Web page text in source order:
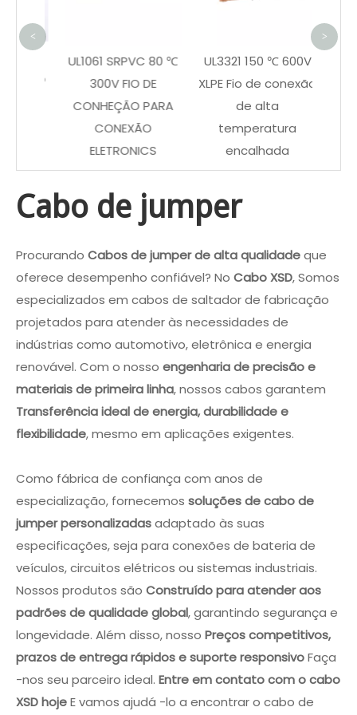
UL1061 SRPVC 80 ℃
300V FIO DE
CONHEÇÃO PARA
CONEXÃO
ELETRONICS
UL3321 150 ℃ 600V
XLPE Fio de conexão
de alta
temperatura
encalhada
< >
Cabo de jumper
Procurando Cabos de jumper de alta qualidadeque
oferece desempenho confiável? No Cabo XSD, Somos
especializados em cabos de saltador de fabricação
projetados para atender às necessidades de
indústrias como automotivo, eletrônica e energia
renovável. Com o nosso engenharia de precisão e
materiais de primeira linha, nossos cabos garantem
Transferência ideal de energia, durabilidade e
flexibilidade, mesmo em aplicações exigentes.
Como fábrica de confiança com anos de
especialização, fornecemos soluções de cabo de
jumper personalizadasadaptado às suas
especificações, seja para conexões de bateria de
veículos, circuitos elétricos ou sistemas industriais.
Nossos produtos são Construído para atender aos
padrões de qualidade global, garantindo segurança e
longevidade. Além disso, nosso Preços competitivos,
prazos de entrega rápidos e suporte responsivoFaça
-nos seu parceiro ideal. Entre em contato com o cabo
XSD hojeE vamos ajudá -lo a encontrar o cabo de